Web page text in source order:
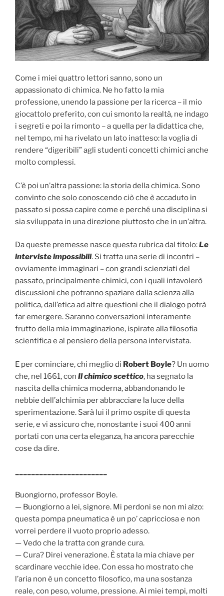
Come i miei quattro lettori sanno, sono un
appassionato di chimica. Ne ho fatto la mia
professione, unendo la passione per la ricerca – il mio
giocattolo preferito, con cui smonto la realtà, ne indago
i segreti e poi la rimonto – a quella per la didattica che,
nel tempo, mi ha rivelato un lato inatteso: la voglia di
rendere “digeribili” agli studenti concetti chimici anche
molto complessi.
C’è poi un’altra passione: la storia della chimica. Sono
convinto che solo conoscendo ciò che è accaduto in
passato si possa capire come e perché una disciplina si
sia sviluppata in una direzione piuttosto che in un’altra.
Da queste premesse nasce questa rubrica dal titolo:Le
interviste impossibili. Si tratta una serie di incontri –
ovviamente immaginari – con grandi scienziati del
passato, principalmente chimici, con i quali intavolerò
discussioni che potranno spaziare dalla scienza alla
politica, dall’etica ad altre questioni che il dialogo potrà
far emergere. Saranno conversazioni interamente
frutto della mia immaginazione, ispirate alla filosofia
scientifica e al pensiero della persona intervistata.
E per cominciare, chi meglio di Robert Boyle? Un uomo
che, nel 1661, con Il chimico scettico, ha segnato la
nascita della chimica moderna, abbandonando le
nebbie dell’alchimia per abbracciare la luce della
sperimentazione. Sarà lui il primo ospite di questa
serie, e vi assicuro che, nonostante i suoi 400 anni
portati con una certa eleganza, ha ancora parecchie
cose da dire.
Buongiorno, professor Boyle.
— Buongiorno a lei, signore. Mi perdoni se non mi alzo:
questa pompa pneumatica è un po’ capricciosa e non
vorrei perdere il vuoto proprio adesso.
— Vedo che la tratta con grande cura.
— Cura? Direi venerazione. È stata la mia chiave per
scardinare vecchie idee. Con essa ho mostrato che
l’aria non è un concetto filosofico, ma una sostanza
reale, con peso, volume, pressione. Ai miei tempi, molti